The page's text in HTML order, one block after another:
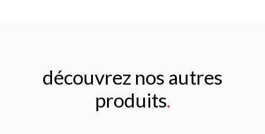
découvrez nos autres
produits.